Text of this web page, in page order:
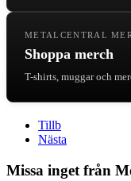
METALCENTRAL
Shoppa merch
T-shirts, muggar och
Tillb
Nästa
Missa inget från